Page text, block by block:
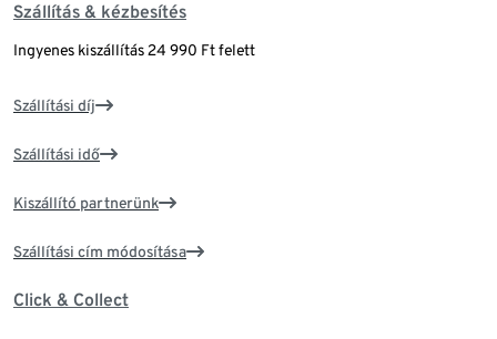
Szállítás & kézbesítés
Ingyenes kiszállítás 24 990 Ft felett
Szállítási díj
Szállítási idő
Kiszállító partnerünk
Szállítási cím módosítása
Click & Collect